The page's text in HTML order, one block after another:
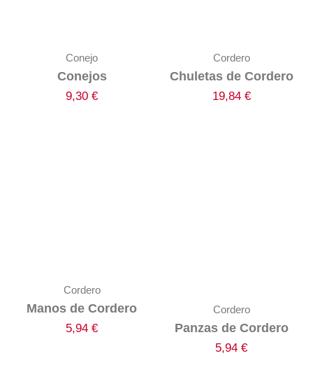
Conejo
Conejos
9,30 €
Cordero
Chuletas de Cordero
19,84 €
Cordero
Manos de Cordero
5,94 €
Cordero
Panzas de Cordero
5,94 €